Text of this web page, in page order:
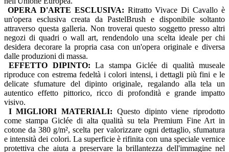
OPERA D'ARTE ESCLUSIVA: Ritratto Vivace Di Cavallo è
un'opera esclusiva creata da PastelBrush e disponibile soltanto
attraverso questa galleria. Non troverai questo soggetto presso altri
negozi di quadri o wall art, rendendolo una scelta ideale per chi
desidera decorare la propria casa con un'opera originale e diversa
dalle produzioni di massa.
EFFETTO DIPINTO: La stampa Giclée di qualità museale
riproduce con estrema fedeltà i colori intensi, i dettagli più fini e le
delicate sfumature del dipinto originale, regalando alla tela un
autentico effetto pittorico, ricco di profondità e grande impatto
visivo.
I MIGLIORI MATERIALI: Questo dipinto viene riprodotto
come stampa Giclée di alta qualità su tela Premium Fine Art in
cotone da 380 g/m², scelta per valorizzare ogni dettaglio, sfumatura
e intensità dei colori. La superficie è rifinita con una speciale vernice
protettiva che aiuta a preservare la brillantezza dell'immagine nel